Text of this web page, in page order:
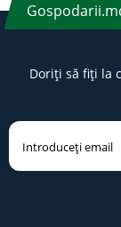
Doriți să fiți la